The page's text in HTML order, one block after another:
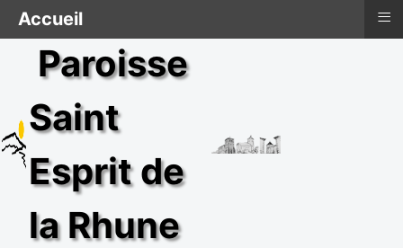
Paroisse
Saint
Esprit de
la Rhune
Accueil ≡